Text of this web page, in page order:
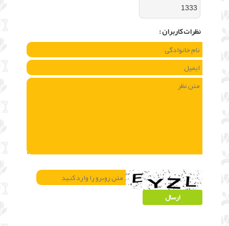
1333
نظرات كاربران :